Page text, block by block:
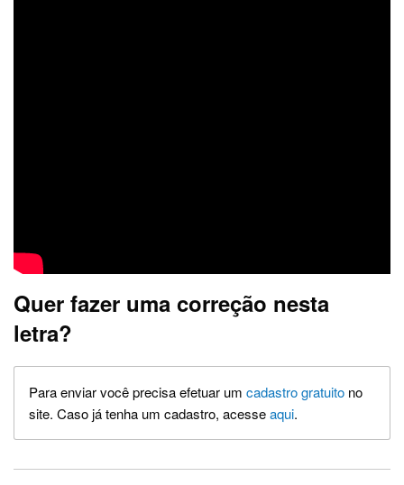
Quer fazer uma correção nesta
letra?
Para enviar você precisa efetuar um cadastro gratuito no
site. Caso já tenha um cadastro, acesseaqui.